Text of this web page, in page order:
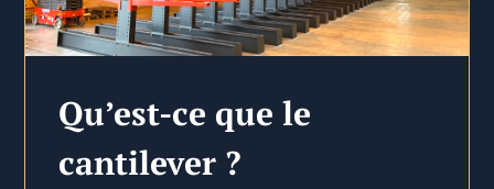
Qu’est-ce que le
cantilever ?